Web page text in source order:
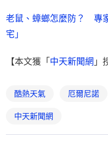
老鼠、蟑螂怎麼防？　專
宅」
【本文獲「 中天新聞網 」
酷熱天氣 厄爾尼諾
中天新聞網